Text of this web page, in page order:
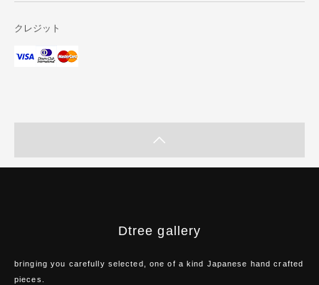
クレジット
Dtree gallery
bringing you carefully selected, one of a kind Japanese hand crafted
pieces.